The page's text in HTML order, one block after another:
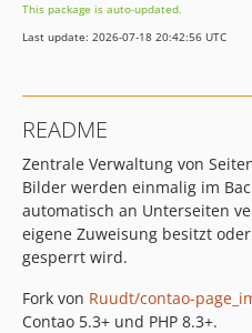
2.0.1
0.1.1
0.1.0
0.0.6
0.0.4
0.0.3
0.0.1
This package is auto-updated.
Last update: 2026-07-18 20:42:56 UTC
README
Zentrale Verwaltung von
Bilder werden einmalig im
automatisch an Unterseiten
eigene Zuweisung besitzt
gesperrt wird.
Fork von Ruudt/contao-
Contao 5.3+ und PHP 8.3+.